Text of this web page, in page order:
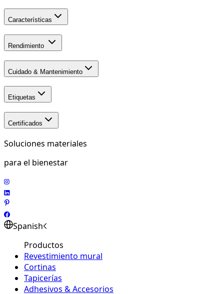
Características
Rendimiento
Cuidado & Mantenimiento
Etiquetas
Certificados
Soluciones materiales
para el bienestar
Spanish
Productos
Revestimiento mural
Cortinas
Tapicerías
Adhesivos & Accesorios